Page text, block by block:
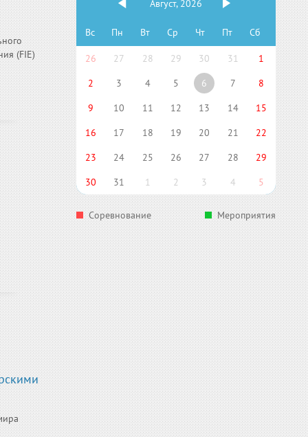
(FIE)
Август, 2026
Вс Пн Вт Ср Чт Пт Сб
26 27 28 29 30 31
1
2
3 4 5 6 7
8
9
10 11 12 13 14
15
16
17 18 19 20 21
22
23
24 25 26 27 28
29
30
31 1 2 3 4 5
Соревнование Мероприятия